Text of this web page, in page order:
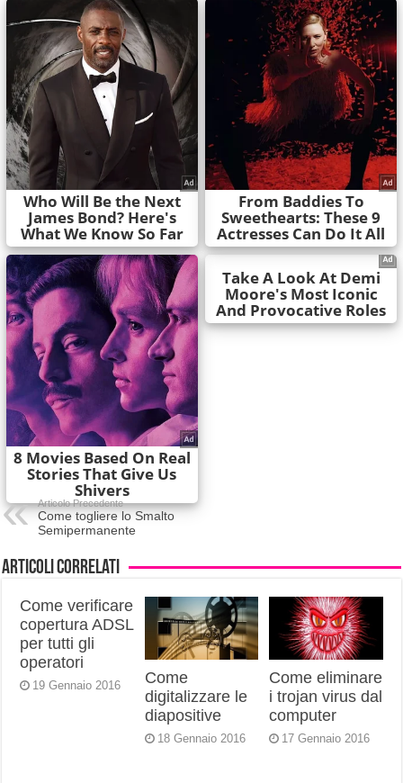
Articolo Precedente
Come togliere lo Smalto
Semipermanente
Articoli correlati
Come verificare
copertura ADSL
per tutti gli
operatori
19 Gennaio 2016
Come
digitalizzare le
diapositive
18 Gennaio 2016
Come eliminare
i trojan virus dal
computer
17 Gennaio 2016